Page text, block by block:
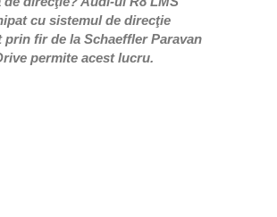
cu sistemul de direcţie
prin fir de la Schaeffler Paravan
permite acest lucru.